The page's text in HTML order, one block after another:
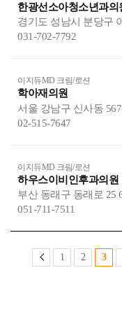
한광선소아청소년과의
경기도 성남시 분당구
031-702-7792
이지듀MD 크림/로션
학아재의원
서울 강남구 신사동
02-515-7647
이지듀MD 크림/로션
하우스이비인후과의원
부산 동래구 동래로 25
051-711-7511
1 2 3